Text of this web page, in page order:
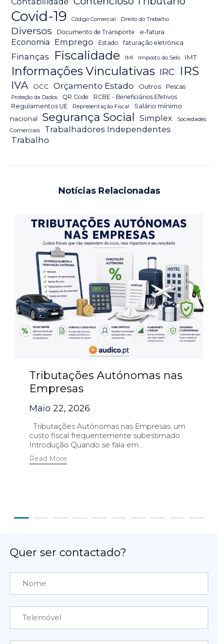
Covid-19 Código Comercial Direito do Trabalho
Diversos Documento de Transporte e-fatura
Economia Emprego Estado faturação eletrónica
Finanças Fiscalidade IMI Imposto do Selo IMT
Informações Vinculativas IRC IRS
IVA OCC Orçamento Estado Outros Pescas
Proteção da Dados QR Code
RCBE - Beneficiários Efetivos
Regulamentos UE
Representação Fiscal
Salário mínimo
nacional
Segurança Social Simplex
Sociedades
Comerciais
Trabalhadores Independentes
Trabalho
Notícias Relacionadas
Tributações Autónomas nas
Empresas
Maio 22, 2026
Tributações Autónomas nas Empresas: um
custo fiscal frequentemente subestimado.
Introdução Quando se fala em...
Read More
Quer ser contactado?